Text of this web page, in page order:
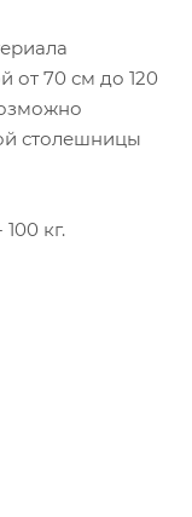
от 70 см до 120
столешницы
кг.